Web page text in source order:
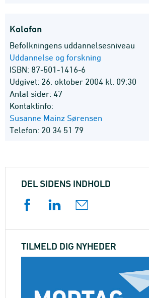
Kolofon
Befolkningens uddannelsesniveau
Uddannelse og forskning
ISBN: 87-501-1416-6
Udgivet: 26. oktober 2004 kl. 09:30
Antal sider: 47
Kontaktinfo:
Susanne Mainz Sørensen
Telefon: 20 34 51 79
DEL SIDENS INDHOLD
TILMELD DIG NYHEDER